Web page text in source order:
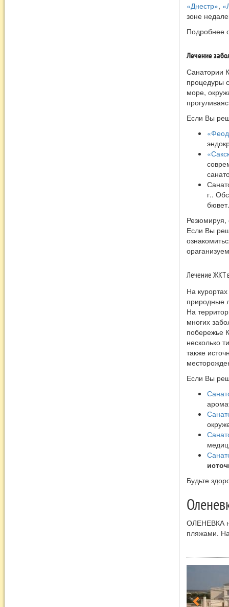
«Днестр»,
зоне
Подробнее
Лечение
Санатории
процедуры
море,
Если Вы
г..
бювет.
Резюмируя,
Если Вы
Лечение ЖКТ
На
природные
На
многих
побережье
несколько
также
Если Вы
Будьте
ОЛЕНЕВКА
пляжами.
подводного
которые
местам
маяка